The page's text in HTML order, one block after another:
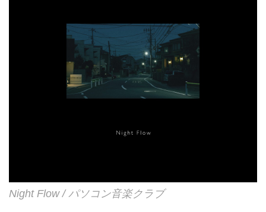
提示します。 あくまでキャッ...
Night Flow / パソコン音楽クラブ